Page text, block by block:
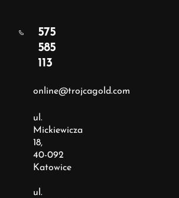
575
585
113
online@trojcagold.com
ul.
Mickiewicza
18,
40-092
Katowice
ul.